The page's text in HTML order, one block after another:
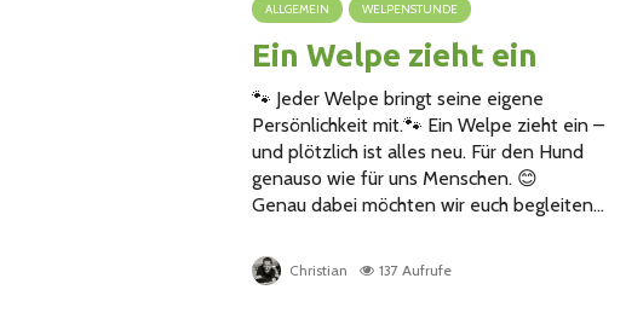
ALLGEMEIN WELPENSTUNDE
Ein Welpe zieht ein
🐾 Jeder Welpe bringt seine eigene
Persönlichkeit mit.🐾 Ein Welpe zieht ein –
und plötzlich ist alles neu. Für den Hund
genauso wie für uns Menschen. 😊
Genau dabei möchten wir euch begleiten...
Christian 137 Aufrufe